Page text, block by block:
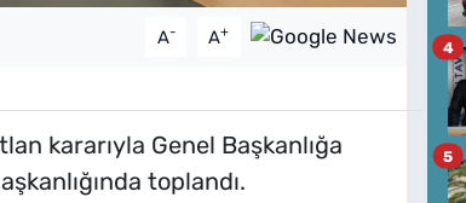
A- A+
kararıyla Genel Başkanlığa
toplandı.
4
5